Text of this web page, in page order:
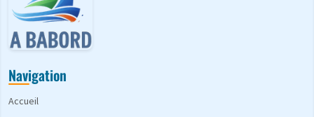
Navigation
Accueil